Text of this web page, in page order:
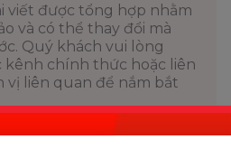
viết được tổng hợp nhằm
và có thể thay đổi mà
Quý khách vui lòng
kênh chính thức hoặc liên
vị liên quan để nắm bắt